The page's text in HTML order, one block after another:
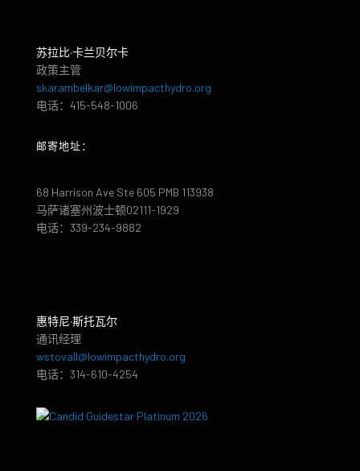
苏拉比·卡兰贝尔卡
政策主管
skarambelkar@lowimpacthydro.org
电话：415-548-1006
邮寄地址：
68 Harrison Ave Ste 605 PMB 113938
马萨诸塞州波士顿02111-1929
电话：339-234-9882
惠特尼·斯托瓦尔
通讯经理
wstovall@lowimpacthydro.org
电话：314-610-4254